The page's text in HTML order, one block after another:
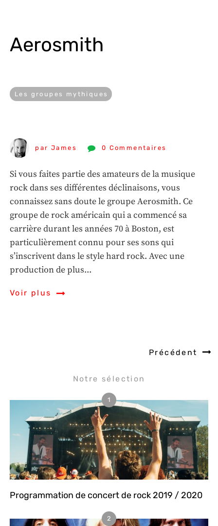
Aerosmith
Les groupes mythiques
par James 0 Commentaires
Si vous faites partie des amateurs de la musique
rock dans ses différentes déclinaisons, vous
connaissez sans doute le groupe Aerosmith. Ce
groupe de rock américain qui a commencé sa
carrière durant les années 70 à Boston, est
particulièrement connu pour ses sons qui
s’inscrivent dans le style hard rock. Avec une
production de plus...
Voir plus
Précédent
Notre sélection
Programmation de concert de rock 2019 / 2020
1
2